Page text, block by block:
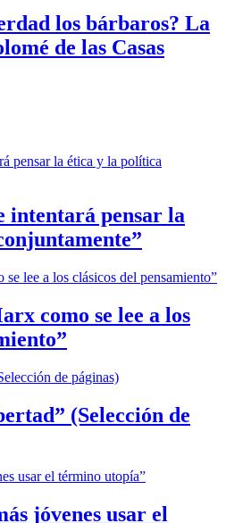
los bárbaros? La
de las Casas
intentará pensar la
como se lee a los
(Selección de
jóvenes usar el